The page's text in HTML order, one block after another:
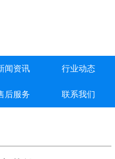
闻资讯 行业动态
后服务 联系我们